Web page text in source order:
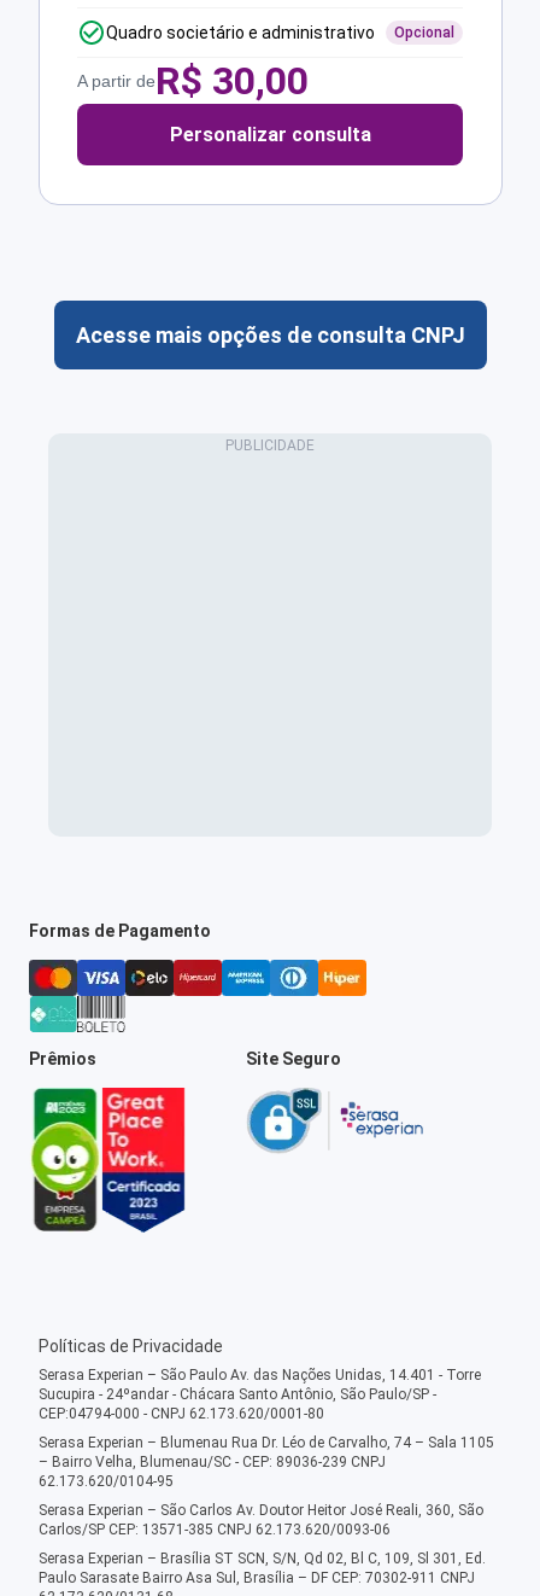
Quadro societário e administrativo Opcional
A partir deR$ 30,00
Personalizar consulta
Acesse mais opções de consulta CNPJ
Formas de Pagamento
Prêmios Site Seguro
Políticas de Privacidade
Serasa Experian – São Paulo Av. das Nações Unidas, 14.401 - Torre
Sucupira - 24ºandar - Chácara Santo Antônio, São Paulo/SP -
CEP:04794-000 - CNPJ 62.173.620/0001-80
Serasa Experian – Blumenau Rua Dr. Léo de Carvalho, 74 – Sala 1105
– Bairro Velha, Blumenau/SC - CEP: 89036-239 CNPJ
62.173.620/0104-95
Serasa Experian – São Carlos Av. Doutor Heitor José Reali, 360, São
Carlos/SP CEP: 13571-385 CNPJ 62.173.620/0093-06
Serasa Experian – Brasília ST SCN, S/N, Qd 02, Bl C, 109, Sl 301, Ed.
Paulo Sarasate Bairro Asa Sul, Brasília – DF CEP: 70302-911 CNPJ